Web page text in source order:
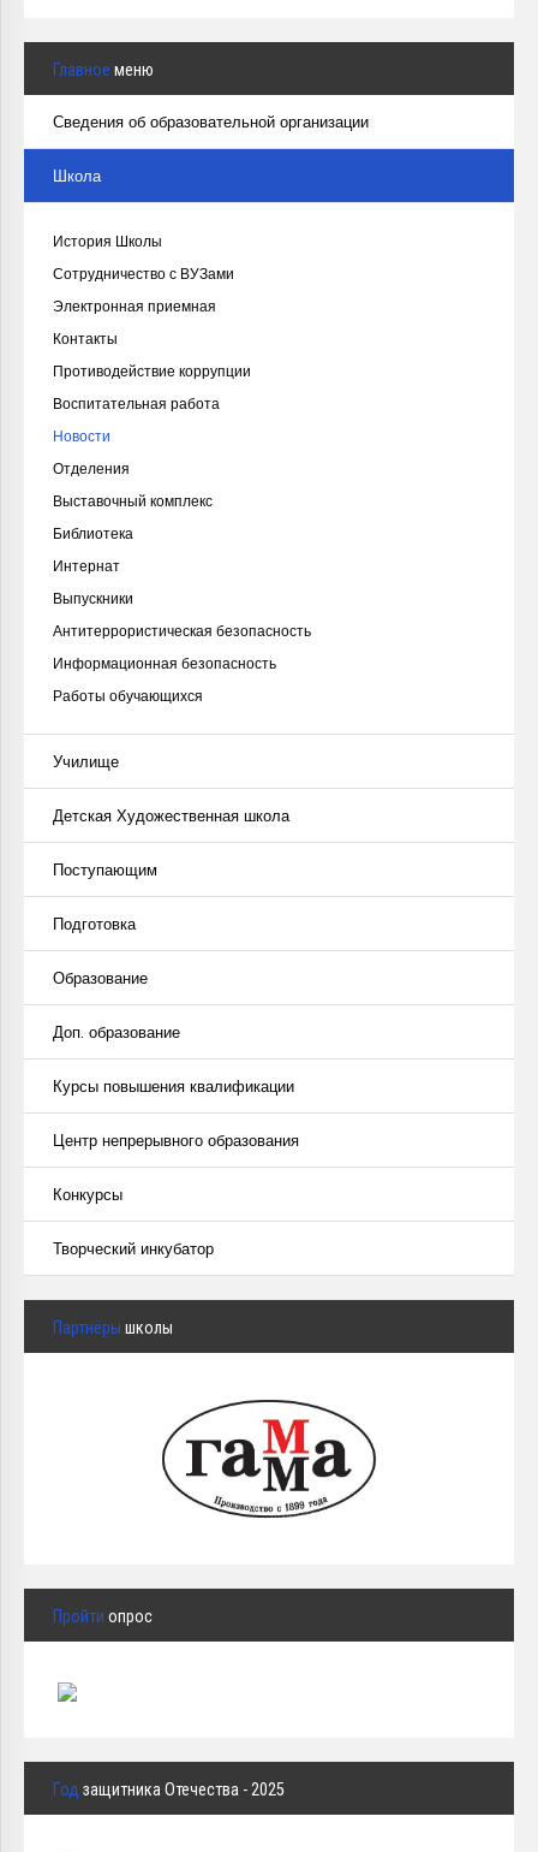
Главное меню
Сведения об образовательной организации
Школа
История Школы
Сотрудничество с ВУЗами
Электронная приемная
Контакты
Противодействие коррупции
Воспитательная работа
Новости
Отделения
Выставочный комплекс
Библиотека
Интернат
Выпускники
Антитеррористическая безопасность
Информационная безопасность
Работы обучающихся
Училище
Детская Художественная школа
Поступающим
Подготовка
Образование
Доп. образование
Курсы повышения квалификации
Центр непрерывного образования
Конкурсы
Творческий инкубатор
Партнёры школы
Пройти опрос
Год защитника Отечества - 2025